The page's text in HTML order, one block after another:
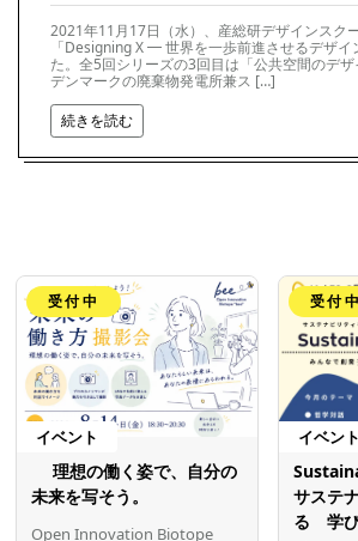
2021年11月17日（水）、産総研デザインスク
「Designing X ━ 世界を一歩前進させるデザイ
た。全5回シリーズの3回目は「公共空間のデザ
デンマークの廃棄物発電所兼ス […]
続きを読む
受付中
イベント
理想の働く姿で、自分の
未来を写そう。
Open Innovation Biotope
受付中
イベント
サステ
る 学び